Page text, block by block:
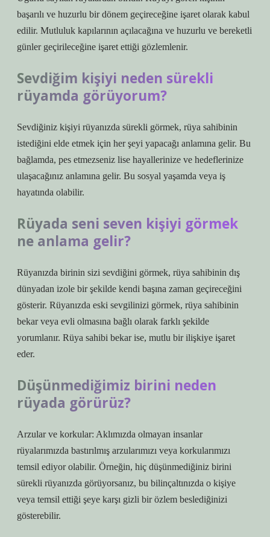
başarılı ve huzurlu bir dönem geçireceğine işaret olarak kabul
edilir. Mutluluk kapılarının açılacağına ve huzurlu ve bereketli
günler geçirileceğine işaret ettiği gözlemlenir.
Sevdiğim kişiyi neden sürekli
rüyamda görüyorum?
Sevdiğiniz kişiyi rüyanızda sürekli görmek, rüya sahibinin
istediğini elde etmek için her şeyi yapacağı anlamına gelir. Bu
bağlamda, pes etmezseniz lise hayallerinize ve hedeflerinize
ulaşacağınız anlamına gelir. Bu sosyal yaşamda veya iş
hayatında olabilir.
Rüyada seni seven kişiyi görmek
ne anlama gelir?
Rüyanızda birinin sizi sevdiğini görmek, rüya sahibinin dış
dünyadan izole bir şekilde kendi başına zaman geçireceğini
gösterir. Rüyanızda eski sevgilinizi görmek, rüya sahibinin
bekar veya evli olmasına bağlı olarak farklı şekilde
yorumlanır. Rüya sahibi bekar ise, mutlu bir ilişkiye işaret
eder.
Düşünmediğimiz birini neden
rüyada görürüz?
Arzular ve korkular: Aklımızda olmayan insanlar
rüyalarımızda bastırılmış arzularımızı veya korkularımızı
temsil ediyor olabilir. Örneğin, hiç düşünmediğiniz birini
sürekli rüyanızda görüyorsanız, bu bilinçaltınızda o kişiye
veya temsil ettiği şeye karşı gizli bir özlem beslediğinizi
gösterebilir.